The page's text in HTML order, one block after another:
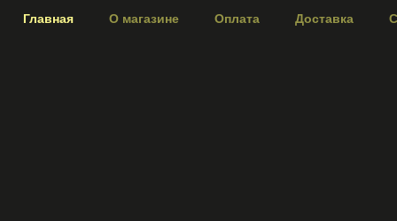
Главная О магазине Оплата Доставка